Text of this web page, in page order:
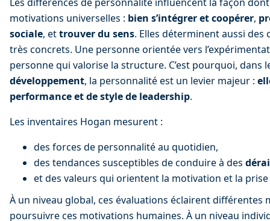
motivations universelles : bien s’intégrer et coopérer,
sociale, et trouver du sens. Elles déterminent aussi
très concrets. Une personne orientée vers
personne qui valorise la structure. C’est pourquoi, dans
développement, la personnalité est un levier majeur :
performance et de style de leadership.
Les inventaires Hogan mesurent :
des forces de personnalité au quotidien,
des tendances susceptibles de conduire à des
et des valeurs qui orientent la motivation et la
À un niveau global, ces évaluations éclairent différentes
poursuivre ces motivations humaines. À un niveau